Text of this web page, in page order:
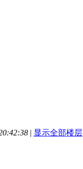
| 显示全部楼层